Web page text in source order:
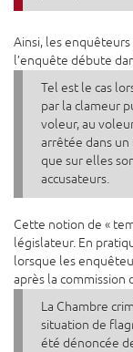
Ainsi, les
l’enquête débute
Tel est le cas
par la clameur
voleur, au
arrêtée dans
que sur elles
accusateurs.
Cette notion de «
législateur. En
lorsque les
après la commission
La Chambre
situation de
été dénoncée